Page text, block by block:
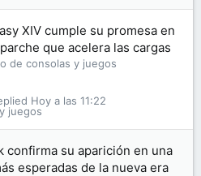
XIV cumple su promesa en
que acelera las cargas
de consolas y juegos
juegos
Hoy a las 11:22
confirma su aparición en una
esperadas de la nueva era